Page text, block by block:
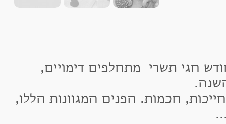
תשרי מתחלפים דימויים,
חכמות. הפנים המגוונות הללו,